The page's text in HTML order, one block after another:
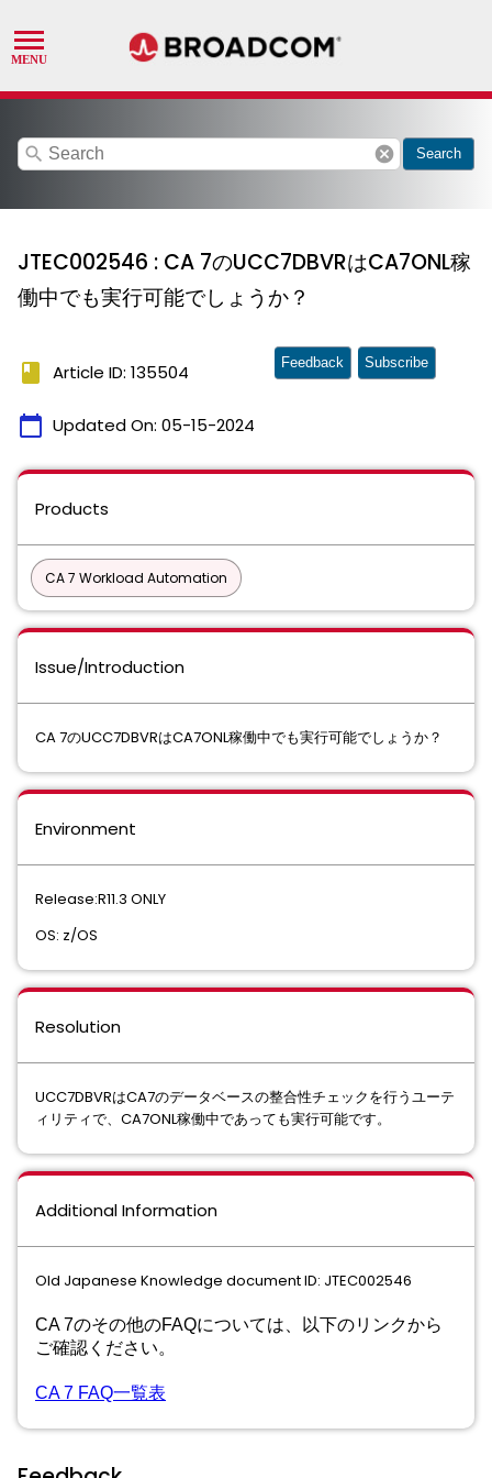
search cancel Search
JTEC002546 : CA 7のUCC7DBVRはCA7ONL稼
働中でも実行可能でしょうか？
book Article ID: 135504
calendar_today Updated On: 05-15-2024
Feedback Subscribe
Products
CA 7 Workload Automation
Issue/Introduction
CA 7のUCC7DBVRはCA7ONL稼働中でも実⾏可能でしょうか？
Environment
Release:R11.3 ONLY
OS: z/OS
Resolution
UCC7DBVRはCA7のデータベースの整合性チェックを⾏うユーテ
ィリティで、CA7ONL稼働中であっても実⾏可能です。
Additional Information
Old Japanese Knowledge document ID: JTEC002546
CA 7のその他のFAQについては、以下のリンクから
ご確認ください。
CA 7 FAQ一覧表